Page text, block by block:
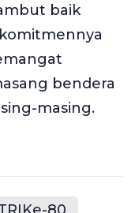
baik
bendera
masing.